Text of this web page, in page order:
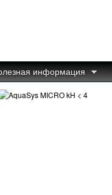
информация